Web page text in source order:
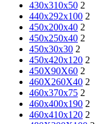
430x310x50 2
440x292x100 2
450x200x40 2
450x250x40 2
450x30x30 2
450x420x120 2
450X90X60 2
460X260X40 2
460x370x75 2
460x400x190 2
460x410x120 2